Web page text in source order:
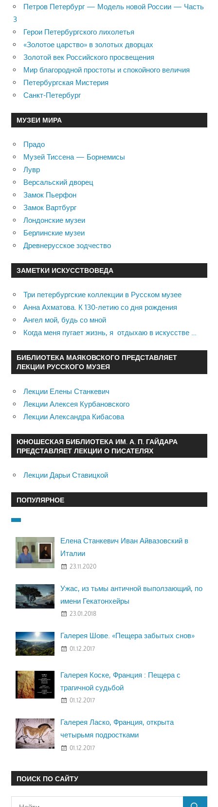
Петров Петербург — Модель новой России — Часть
3
Герои Петербургского лихолетья
«Золотое царство» в золотых дворцах
Золотой век Российского просвещения
Мир благородной простоты и спокойного величия
Петербургская Мистерия
Санкт-Петербург
МУЗЕИ МИРА
Прадо
Музей Тиссена — Борнемисы
Лувр
Версальский дворец
Замок Пьерфон
Замок Вартбург
Лондонские музеи
Берлинские музеи
Древнерусское зодчество
ЗАМЕТКИ ИСКУССТВОВЕДА
Три петербургские коллекции в Русском музее
Анна Ахматова. К 130-летию со дня рождения
Ангел мой, будь со мной
Когда меня пугает жизнь, я отдыхаю в искусстве …
БИБЛИОТЕКА МАЯКОВСКОГО ПРЕДСТАВЛЯЕТ
ЛЕКЦИИ РУССКОГО МУЗЕЯ
Лекции Елены Станкевич
Лекции Алексея Курбановского
Лекции Александра Кибасова
ЮНОШЕСКАЯ БИБЛИОТЕКА ИМ. А. П. ГАЙДАРА
ПРЕДСТАВЛЯЕТ ЛЕКЦИИ О ПИСАТЕЛЯХ
Лекции Дарьи Ставицкой
ПОПУЛЯРНОЕ
Елена Станкевич Иван Айвазовский в
Италии
23.11.2020
Ужас, из тьмы античной выползающий, по
имени Гекатонхейры
23.01.2018
Галерея Шове. «Пещера забытых снов»
01.12.2017
Галерея Коске, Франция : Пещера с
трагичной судьбой
01.12.2017
Галерея Ласко, Франция, открыта
четырьмя подростками
01.12.2017
ПОИСК ПО САЙТУ